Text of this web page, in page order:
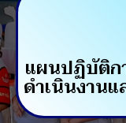
แผนปฏิบัติก
ดำเนินงานแ